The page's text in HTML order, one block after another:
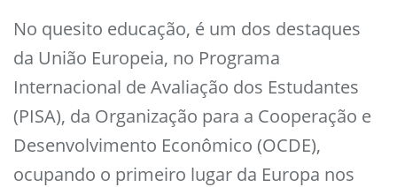
No quesito educação, é um dos destaques
da União Europeia, no Programa
Internacional de Avaliação dos Estudantes
(PISA), da Organização para a Cooperação e
Desenvolvimento Econômico (OCDE),
ocupando o primeiro lugar da Europa nos